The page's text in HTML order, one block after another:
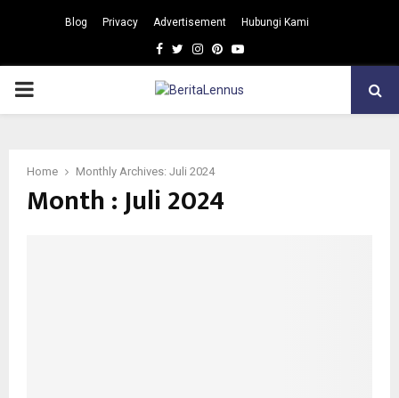
Blog Privacy Advertisement Hubungi Kami
Facebook
TwitterInstagram
Pinterest
Youtube
PRIMARY
Home Monthly Archives: Juli 2024
Month : Juli 2024